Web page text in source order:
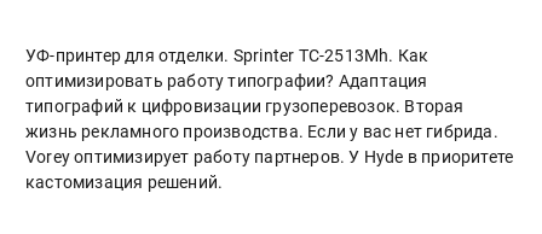
УФ-принтер для отделки. Sprinter ТС-2513Mh. Как
оптимизировать работу типографии? Адаптация
типографий к цифровизации грузоперевозок. Вторая
жизнь рекламного производства. Если у вас нет гибрида.
Vorey оптимизирует работу партнеров. У Hyde в приоритете
кастомизация решений.